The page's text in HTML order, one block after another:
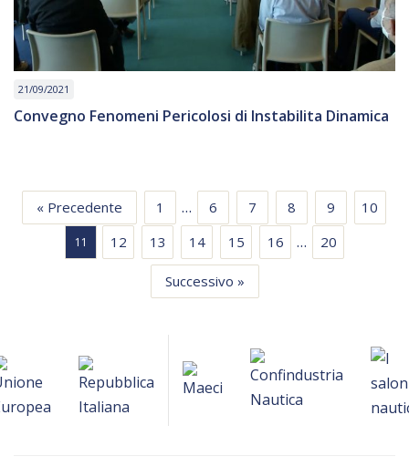
21/09/2021
Convegno Fenomeni Pericolosi di Instabilita Dinamica
« Precedente 1 … 6 7 8 9 10
11 12 13 14 15 16 … 20
Successivo »